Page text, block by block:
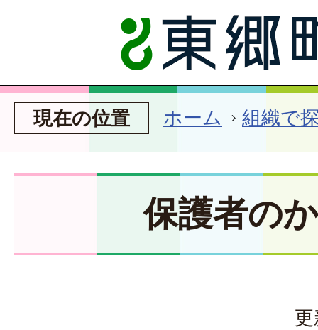
現在の位置 ホーム 組織で
保護者の